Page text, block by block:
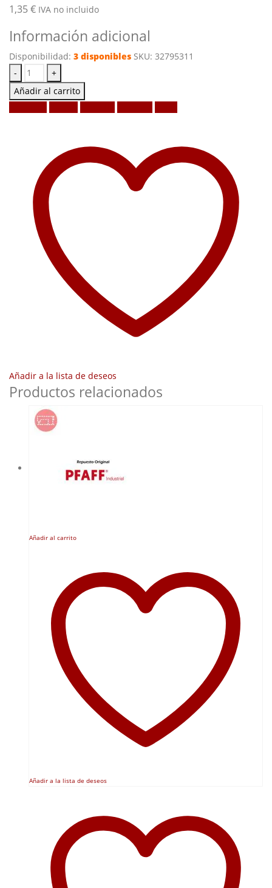
1,35€ IVA no incluido
Información adicional
Disponibilidad: 3 disponibles SKU: 32795311
-
+
Añadir al carrito
Añadir a la lista de deseos
Productos relacionados
Añadir al carrito
Añadir a la lista de deseos